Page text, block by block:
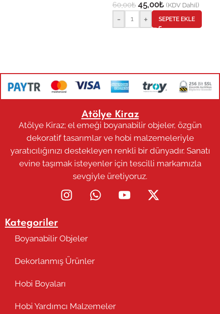
60,00₺ 45,00₺ (KDV Dahil)
- + SEPETE EKLE
Atölye Kiraz
Atölye Kiraz; el emeği boyanabilir objeler, özgün
dekoratif tasarımlar ve hobi malzemeleriyle
yaratıcılığınızı destekleyen renkli bir dünyadır. Sanatı
evine taşımak isteyenler için tescilli markamızla
sevgiyle üretiyoruz.
Kategoriler
Boyanabilir Objeler
Dekorlanmış Ürünler
Hobi Boyaları
Hobi Yardımcı Malzemeler